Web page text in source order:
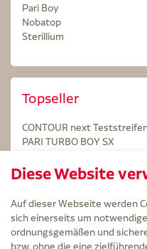
Pari Boy
Nobatop
Sterillium
Topseller
CONTOUR next
PARI TURBO BOY SX
Kintex Kinesiologie Tape
Diese Website
Auf dieser Webseite werden
sich einerseits um
ordnungsgemäßen und
bzw. ohne die eine